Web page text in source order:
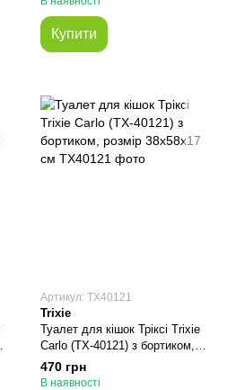
Купити
Артикул: TX40121
Trixie
Туалет для кішок Тріксі Trixie
Carlo (TX-40121) з бортиком,
розмір 38x58x17 см
470 грн
В наявності